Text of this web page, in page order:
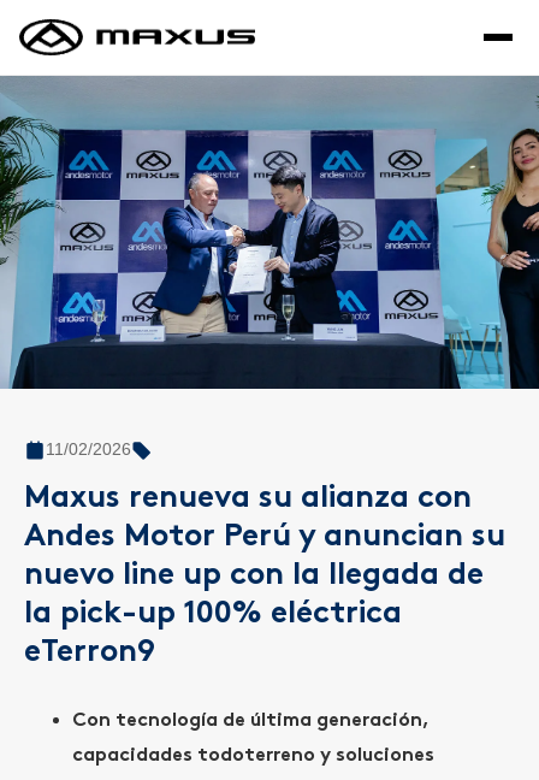
Saltar al contenido principal
11/02/2026
Maxus renueva su alianza con
Andes Motor Perú y anuncian su
nuevo line up con la llegada de
la pick-up 100% eléctrica
eTerron9
Con tecnología de última generación,
capacidades todoterreno y soluciones